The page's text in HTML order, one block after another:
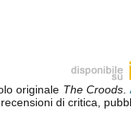
originale The Croods.
recensioni di critica,